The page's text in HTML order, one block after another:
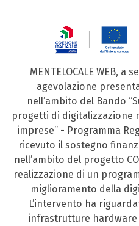
MENTELOCALE WEB,
agevolazione
nell’ambito del Bando
progetti di digitalizzazione
imprese” - Programma
ricevuto il sostegno
nell’ambito del progetto
realizzazione di un
miglioramento della
L’intervento ha
infrastrutture hardware